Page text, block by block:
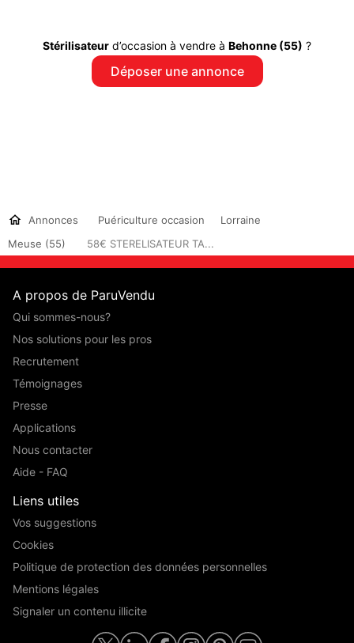
Stérilisateur d’occasion à vendre à Behonne (55) ?
Déposer une annonce
Annonces Puériculture occasion
Lorraine
Meuse (55)
58€ STERELISATEUR TA...
A propos de ParuVendu
Qui sommes-nous?
Nos solutions pour les pros
Recrutement
Témoignages
Presse
Applications
Nous contacter
Aide - FAQ
Liens utiles
Vos suggestions
Cookies
Politique de protection des données personnelles
Mentions légales
Signaler un contenu illicite